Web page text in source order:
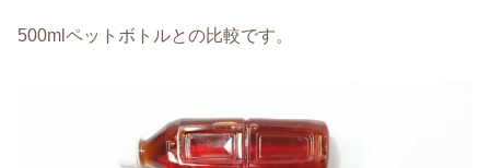
500mlペットボトルとの比較です。